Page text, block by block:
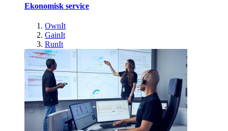
Ekonomisk service
OwnIt
GainIt
RunIt